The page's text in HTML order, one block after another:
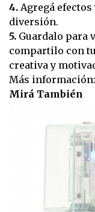
4. Agregá
diversión.
5. Guardalo para
compartilo con
creativa y
Más información:
Mirá También